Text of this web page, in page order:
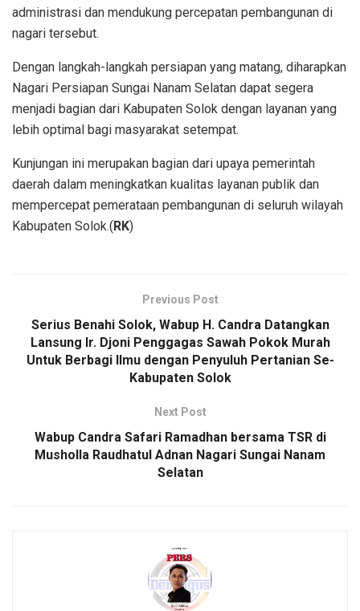
administrasi dan mendukung percepatan pembangunan di
nagari tersebut.
Dengan langkah-langkah persiapan yang matang, diharapkan
Nagari Persiapan Sungai Nanam Selatan dapat segera
menjadi bagian dari Kabupaten Solok dengan layanan yang
lebih optimal bagi masyarakat setempat.
Kunjungan ini merupakan bagian dari upaya pemerintah
daerah dalam meningkatkan kualitas layanan publik dan
mempercepat pemerataan pembangunan di seluruh wilayah
Kabupaten Solok.(RK)
Previous Post
Serius Benahi Solok, Wabup H. Candra Datangkan
Lansung Ir. Djoni Penggagas Sawah Pokok Murah
Untuk Berbagi Ilmu dengan Penyuluh Pertanian Se-
Kabupaten Solok
Next Post
Wabup Candra Safari Ramadhan bersama TSR di
Musholla Raudhatul Adnan Nagari Sungai Nanam
Selatan